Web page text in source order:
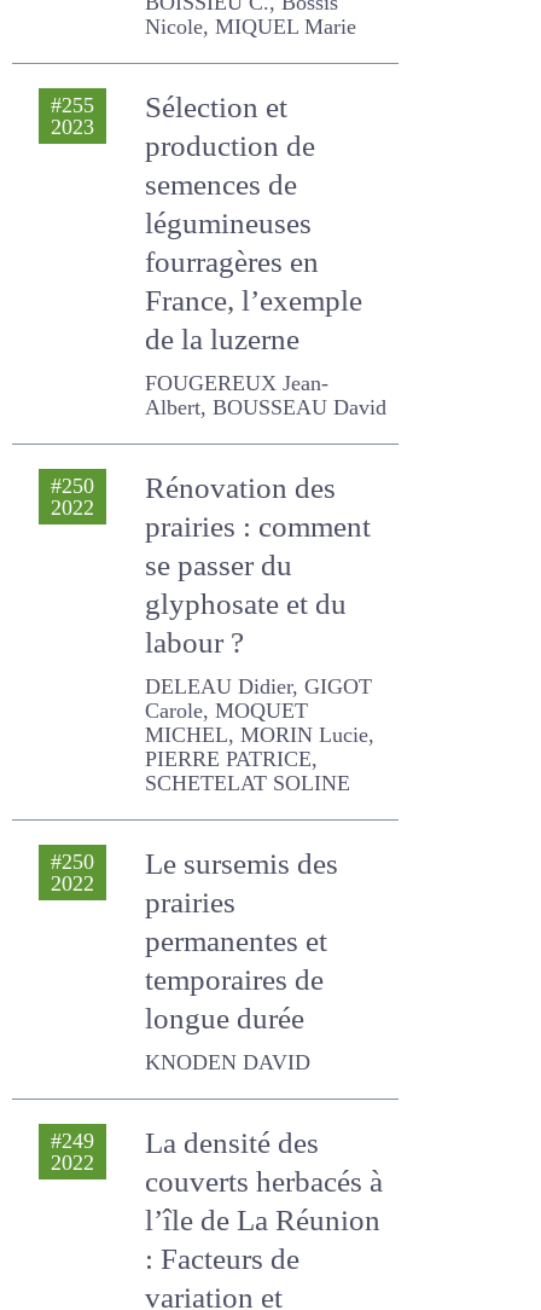
Sélection et
production de
semences de
légumineuses
fourragères en
France, l’exemple
de la luzerne
FOUGEREUX Jean-Albert,
BOUSSEAU David
Rénovation des
prairies : comment
se passer du
glyphosate et du
labour ?
DELEAU Didier, GIGOT
Carole, MOQUET MICHEL,
MORIN Lucie, PIERRE
PATRICE, SCHETELAT
SOLINE
Le sursemis des
prairies
permanentes et
temporaires de
longue durée
KNODEN DAVID
La densité des
couverts herbacés
à l’île de La Réunion
: Facteurs de
variation et
proposition d’une
grille saisonnière